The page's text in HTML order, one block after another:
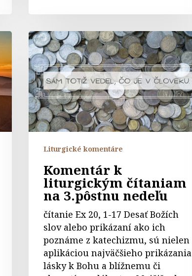
Komentár
k
liturgickým
čítaniam
na
3.pôstnu
nedeľu
Liturgické komentáre
Komentár k
liturgickým čítaniam
na 3.pôstnu nedeľu
čítanie Ex 20, 1-17 Desať Božích
slov alebo prikázaní ako ich
poznáme z katechizmu, sú nielen
aplikáciou najväčšieho prikázania
lásky k Bohu a blížnemu či